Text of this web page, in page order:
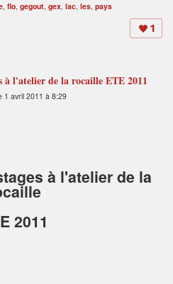
, flo, gegout, gex, lac, les, pays
1
à l'atelier de la rocaille ETE 2011
1 avril 2011 à 8:29
à l'atelier de la
2011